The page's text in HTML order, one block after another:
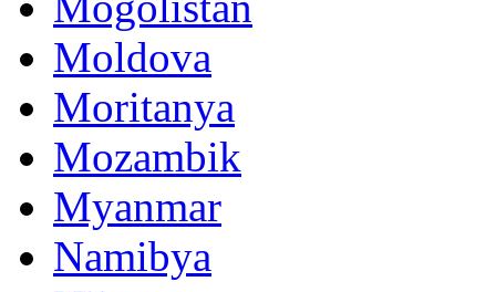
Moldova
Moritanya
Mozambik
Myanmar
Namibya